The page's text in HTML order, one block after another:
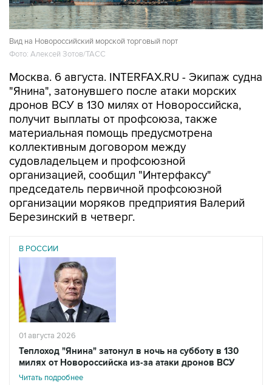
Вид на Новороссийский морской торговый порт
Фото: Алексей Зотов/ТАСС
Москва. 6 августа. INTERFAX.RU - Экипаж судна
"Янина", затонувшего после атаки морских
дронов ВСУ в 130 милях от Новороссийска,
получит выплаты от профсоюза, также
материальная помощь предусмотрена
коллективным договором между
судовладельцем и профсоюзной
организацией, сообщил "Интерфаксу"
председатель первичной профсоюзной
организации моряков предприятия Валерий
Березинский в четверг.
В РОССИИ
01 августа 2026
Теплоход "Янина" затонул в ночь на субботу в 130
милях от Новороссийска из-за атаки дронов ВСУ
Читать подробнее